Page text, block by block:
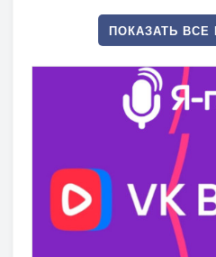
ПОКАЗАТЬ ВСЕ